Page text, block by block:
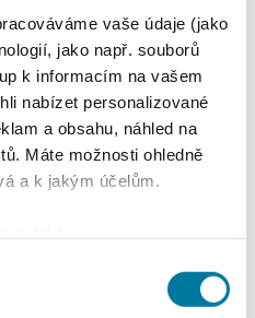
vaše údaje (jako
jako např. souborů
k informacím na vašem
nabízet personalizované
a obsahu, náhled na
Máte možnosti ohledně
a k jakým účelům.
přesné na několik metrů
pomocí aktivního